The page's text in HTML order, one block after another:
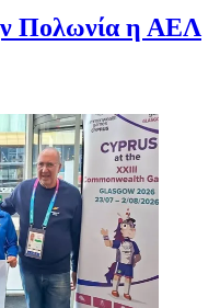
Πολωνία η ΑΕΛ